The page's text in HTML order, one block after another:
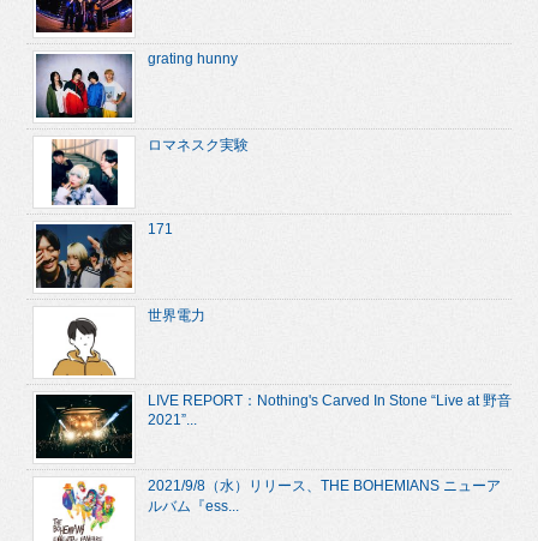
grating hunny
ロマネスク実験
171
世界電力
LIVE REPORT：Nothing's Carved In Stone “Live at 野音
2021”...
2021/9/8（水）リリース、THE BOHEMIANS ニューア
ルバム『ess...